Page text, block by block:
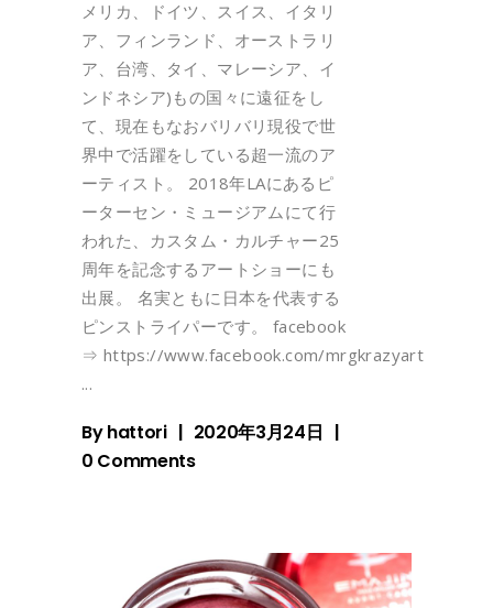
メリカ、ドイツ、スイス、イタリ
ア、フィンランド、オーストラリ
ア、台湾、タイ、マレーシア、イ
ンドネシア)もの国々に遠征をし
て、現在もなおバリバリ現役で世
界中で活躍をしている超一流のア
ーティスト。 2018年LAにあるピ
ーターセン・ミュージアムにて行
われた、カスタム・カルチャー25
周年を記念するアートショーにも
出展。 名実ともに日本を代表する
ピンストライパーです。 facebook
⇒ https://www.facebook.com/mrgkrazyart
Byhattori
2020年3月24日
0 Comments